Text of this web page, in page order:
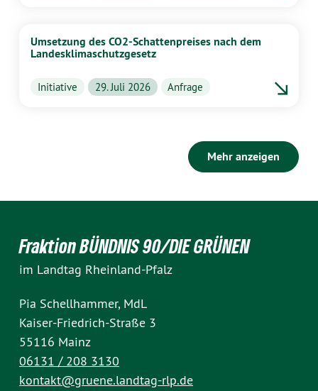
Umsetzung des CO2-Schattenpreises nach dem
Landesklimaschutzgesetz
Initiative 29. Juli 2026 Anfrage
Mehr anzeigen
Fraktion BÜNDNIS 90/DIE GRÜNEN
im Landtag Rheinland-Pfalz
Pia Schellhammer, MdL
Kaiser-Friedrich-Straße 3
55116 Mainz
06131 / 208 3130
kontakt@gruene.landtag-rlp.de